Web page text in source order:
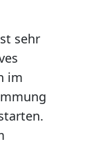
sehr
im